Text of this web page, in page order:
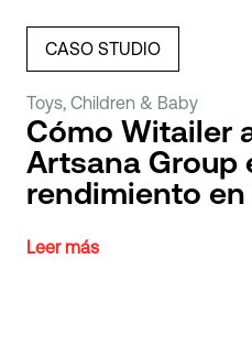
CASO STUDIO
Toys, Children & Baby
Cómo Witailer
Artsana Group
rendimiento en
Leer más